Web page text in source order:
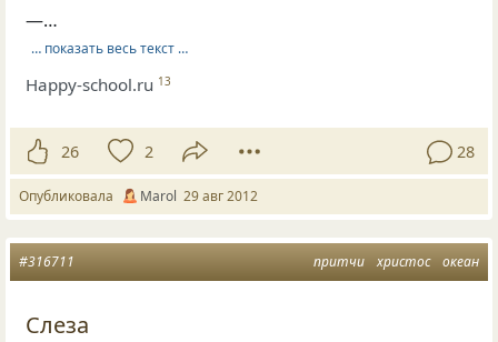
—…
… показать весь текст …
Happy-school.ru 13
26 2 28
Опубликовала Marol 29 авг 2012
притчи христос океан
#316711
Слеза